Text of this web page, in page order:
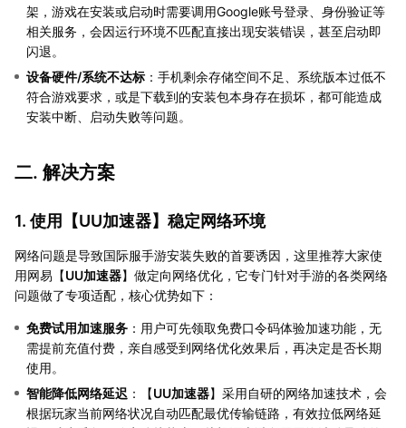
架，游戏在安装或启动时需要调用Google账号登录、身份验证等
相关服务，会因运行环境不匹配直接出现安装错误，甚至启动即
闪退。
设备硬件/系统不达标 ：手机剩余存储空间不足、系统版本过低不
符合游戏要求，或是下载到的安装包本身存在损坏，都可能造成
安装中断、启动失败等问题。
二. 解决方案
1. 使用【UU加速器】稳定网络环境
网络问题是导致国际服手游安装失败的首要诱因，这里推荐大家使
用网易【UU加速器】做定向网络优化，它专门针对手游的各类网络
问题做了专项适配，核心优势如下：
免费试用加速服务 ：用户可先领取免费口令码体验加速功能，无
需提前充值付费，亲自感受到网络优化效果后，再决定是否长期
使用。
智能降低网络延迟 ：【UU加速器】采用自研的网络加速技术，会
根据玩家当前网络状况自动匹配最优传输链路，有效拉低网络延